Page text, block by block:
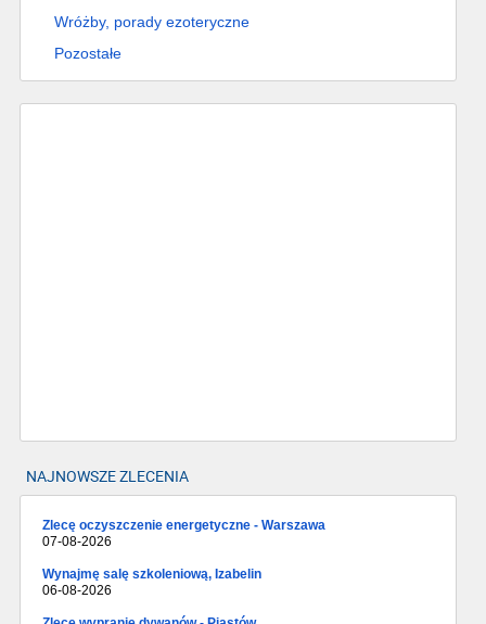
Wróżby, porady ezoteryczne
Pozostałe
NAJNOWSZE ZLECENIA
Zlecę oczyszczenie energetyczne - Warszawa
07-08-2026
Wynajmę salę szkoleniową, Izabelin
06-08-2026